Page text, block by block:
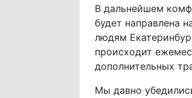
В дальнейшем
будет направлена
людям
происходит
дополнительных
Мы давно